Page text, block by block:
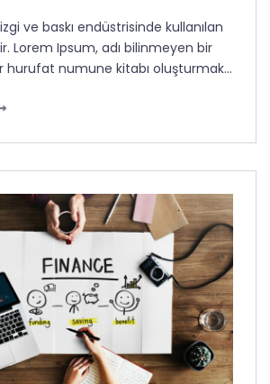
ve baskı endüstrisinde kullanılan
Lorem Ipsum, adı bilinmeyen bir
hurufat numune kitabı oluşturmak…